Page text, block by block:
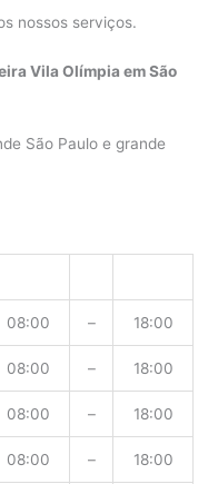
nossos serviços.
Vila Olímpia em São
São Paulo e grande
08:00 – 18:00
08:00 – 18:00
08:00 – 18:00
08:00 – 18:00